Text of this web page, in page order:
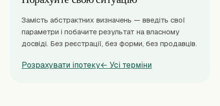
Замість абстрактних визначень — введіть свої
параметри і побачите результат на власному
досвіді. Без реєстрації, без форми, без продавців.
Розрахувати іпотеку← Усі терміни